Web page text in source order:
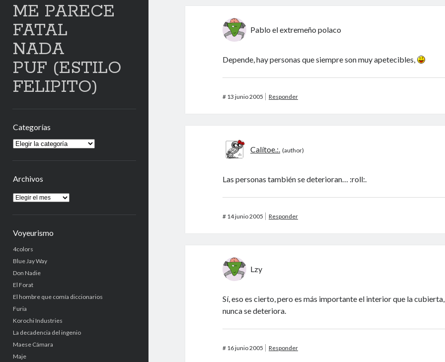
ME PARECE
FATAL
NADA
PUF (ESTILO
FELIPITO)
Categorías
Categorías
Archivos
Archivos
Voyeurismo
4colors
Blue Jay Way
Don Nadie
El Forat
El hombre que comía diccionarios
Furia
Korochi Industries
La decadencia del ingenio
Maese Cámara
Maje
Pablo el extremeño polaco
Depende, hay personas que siempre son muy apetecibles,
# 13 junio 2005 Responder
Calítoe.:.
Las personas también se deterioran… :roll:.
# 14 junio 2005 Responder
Lzy
Sí, eso es cierto, pero es más importante el interior que la
nunca se deteriora.
# 16 junio 2005 Responder